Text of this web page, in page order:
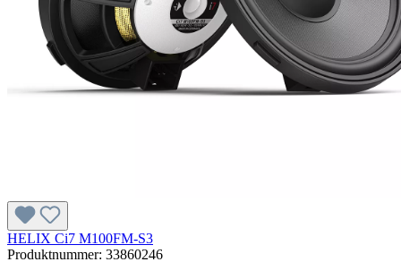
HELIX Ci7 M100FM-S3
Produktnummer: 33860246